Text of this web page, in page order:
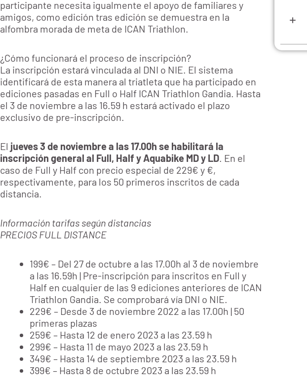
participante necesita igualmente el apoyo de familiares y
amigos, como edición tras edición se demuestra en la
alfombra morada de meta de ICAN Triathlon.
¿Cómo funcionará el proceso de inscripción?
La inscripción estará vinculada al DNI o NIE. El sistema
identificará de esta manera al triatleta que ha participado en
ediciones pasadas en Full o Half ICAN Triathlon Gandia. Hasta
el 3 de noviembre a las 16.59 h estará activado el plazo
exclusivo de pre-inscripción.
El jueves 3 de noviembre a las 17.00h se habilitará la
inscripción general al Full, Half y Aquabike MD y LD. En el
caso de Full y Half con precio especial de 229€ y €,
respectivamente, para los 50 primeros inscritos de cada
distancia.
Información tarifas según distancias
PRECIOS FULL DISTANCE
199€ – Del 27 de octubre a las 17.00h al 3 de noviembre
a las 16.59h | Pre-inscripción para inscritos en Full y
Half en cualquier de las 9 ediciones anteriores de ICAN
Triathlon Gandia. Se comprobará vía DNI o NIE.
229€ – Desde 3 de noviembre 2022 a las 17.00h | 50
primeras plazas
259€ – Hasta 12 de enero 2023 a las 23.59 h
299€ – Hasta 11 de mayo 2023 a las 23.59 h
349€ – Hasta 14 de septiembre 2023 a las 23.59 h
399€ – Hasta 8 de octubre 2023 a las 23.59 h